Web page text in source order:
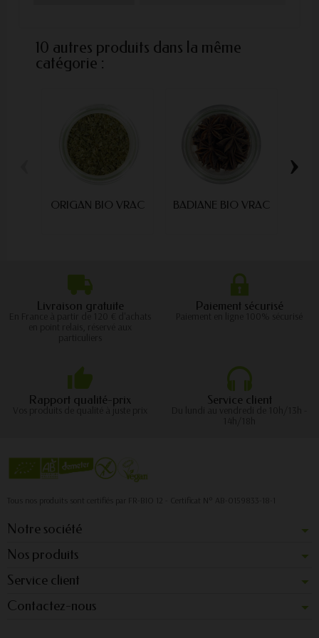
10 autres produits dans la même
catégorie :
ORIGAN BIO VRAC BADIANE BIO VRAC
›
Livraison gratuite
En France à partir de 120 € d'achats
Paiement sécurisé
Rapport qualité-prix
Vos produits de qualité à juste prix
Service client
Tous nos produits sont certifiés par FR-BIO 12 - Certificat N° AB-0159833-18-1
Notre société
Nos produits
Service client
Contactez-nous